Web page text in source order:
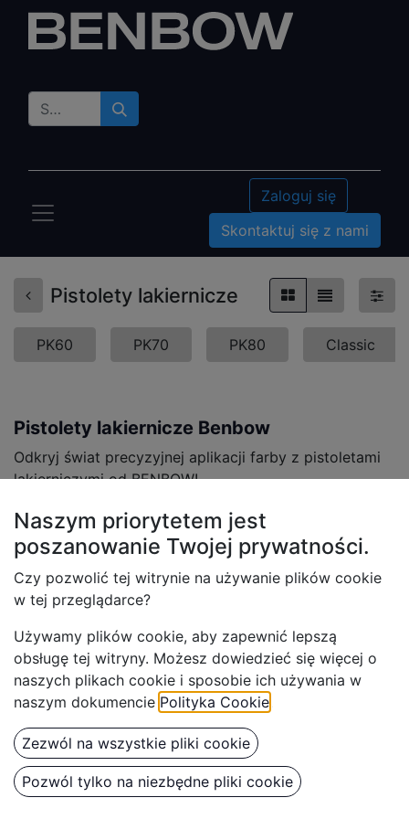
Zaloguj się
Skontaktuj się z nami
Pistolety lakiernicze
PK60 PK70 PK80 Classic
Pistolety lakiernicze Benbow
Odkryj świat precyzyjnej aplikacji farby z pistoletami
lakierniczymi od BENBOW!
W naszej bogatej ofercie znajdują się modele dla
każdego, od entuzjastów domowych po
profesjonalnych lakierników. Nasza linia Classic to
doskonałe rozwiązanie dla półamatorów, oferujące
niezawodną jakość i wydajność.
Dla profesjonalistów polecamy modele z serii PK80.
Zaprojektowane z myślą o wytrzymałości i precyzyjnej
kontroli, te pistolety lakiernicze to esencja naszej
zaangażowania w jakość i innowacyjność.
Bez względu na to, czy pracujesz w profesjonalnym
warsztacie samochodowym, czy w przydomowym
garażu, nasze pistolety lakiernicze zapewnią Ci
Naszym priorytetem jest
poszanowanie Twojej prywatności.
Czy pozwolić tej witrynie na używanie plików cookie
w tej przeglądarce?
Używamy plików cookie, aby zapewnić lepszą
obsługę tej witryny. Możesz dowiedzieć się więcej o
naszych plikach cookie i sposobie ich używania w
naszym dokumencie Polityka Cookie
Zezwól na wszystkie pliki cookie
Pozwól tylko na niezbędne pliki cookie